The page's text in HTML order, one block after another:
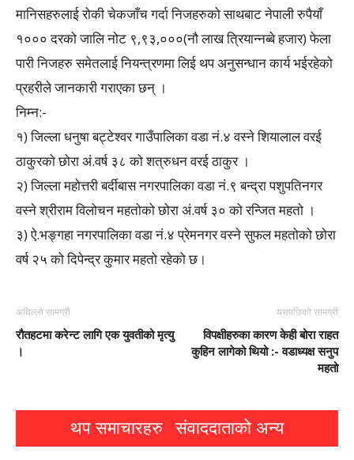
मानिसहरुलाई रोकी चेकजाँच गर्दा निजहरुको साथबाट नेपाली रुपैयाँ
१००० दरको जालि नोट ९,९३,०००(नौ लाख त्रियान्नब्बे हजार) फेला
पारी निजहरु समेतलाई नियन्त्रणमा लिई थप अनुसन्धान कार्य भईरहेको
प्रहरीले जानकारी गराएका छन् ।
निम्न:-
१) जिल्ला धनुषा बट्टेश्वर गाउँपालिका वडा नं.४ वस्ने शियालाल वरई
ठाकुरको छोरा अं.वर्ष ३८ को शत्रुधन वरई ठाकुर ।
२) जिल्ला महोत्तरी बर्दीबास नगरपालिका वडा नं.९ बन्द्रा पशुपतिनगर
वस्ने श्रीराम विलोचन महतोको छोरा अं.वर्ष ३० को रन्जित महतो ।
३) ऐ.भङ्गहा नगरपालिका वडा नं.४ प्रेमनगर वस्ने सुफल महतोको छोरा
वर्ष २५ को दिपेन्द्र कुमार महतो रहेको छ।
अघिल्लो सामग्री
रौतहटमा करेन्ट लागि एक युवतीको मृत्यु
।
यसपछिको सामग्री
विपक्षीहरुका कारण केही बोरा राहत
कुहिन लागेको थियो :- वडाध्यक्ष सनुप
महतो
थप समाचारहरु संवाददाताको अन्य